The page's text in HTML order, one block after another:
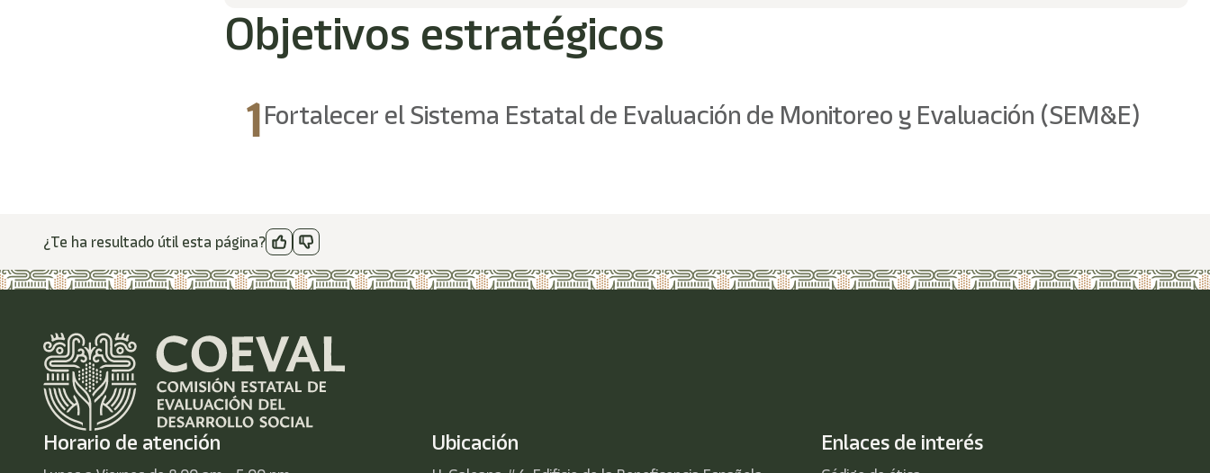
Objetivos estratégicos
1Fortalecer el Sistema Estatal de Evaluación de Monitoreo y Evaluación (SEM&E)
¿Te ha resultado útil esta página?
Horario de atención Ubicación Enlaces de interés